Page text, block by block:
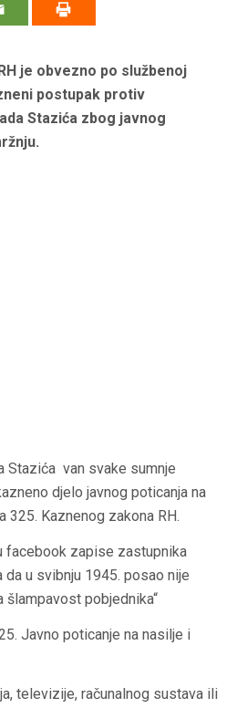
je obvezno po službenoj
postupak protiv
Stazića zbog javnog
Stazića van svake sumnje
djelo javnog poticanja na
325. Kaznenog zakona RH.
facebook zapise zastupnika
da u svibnju 1945. posao nije
šlampavost pobjednika“
Javno poticanje na nasilje i
televizije, računalnog sustava ili